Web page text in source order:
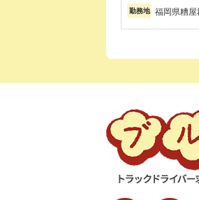
勤務地 福岡県糟